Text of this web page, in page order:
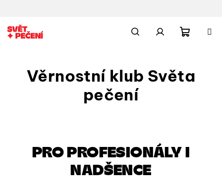
na
obsah
košík
Věrnostní klub Světa
pečení
PRO PROFESIONÁLY I
NADŠENCE